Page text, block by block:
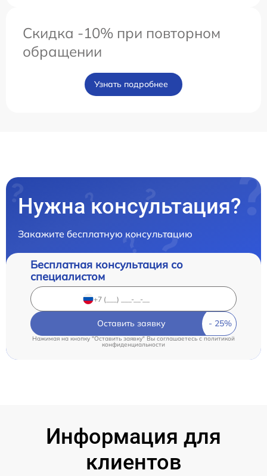
Скидка -10% при повторном
обращении
Узнать подробнее
Нужна консультация?
Закажите бесплатную консультацию
Бесплатная консультация со
специалистом
Оставить заявку
Нажимая на кнопку "Оставить заявку" Вы соглашаетесь c политикой
конфиденциальности
Информация для
клиентов